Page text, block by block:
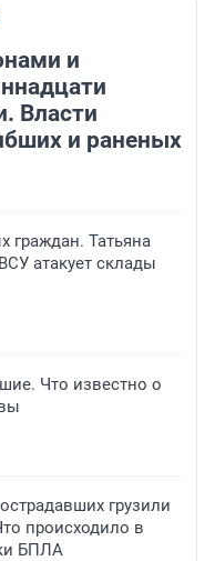
и
Власти
и раненых
граждан. Татьяна
атакует склады
Что известно о
грузили
происходило в
БПЛА